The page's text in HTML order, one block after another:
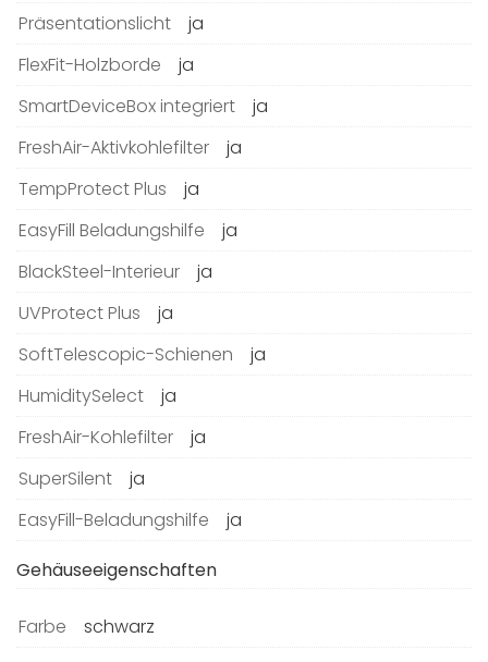
Präsentationslicht
ja
FlexFit-Holzborde
ja
SmartDeviceBox integriert
ja
FreshAir-Aktivkohlefilter
ja
TempProtect Plus
ja
EasyFill Beladungshilfe
ja
BlackSteel-Interieur
ja
UVProtect Plus
ja
SoftTelescopic-Schienen
ja
HumiditySelect
ja
FreshAir-Kohlefilter
ja
SuperSilent
ja
EasyFill-Beladungshilfe
ja
Gehäuseeigenschaften
Farbe
schwarz